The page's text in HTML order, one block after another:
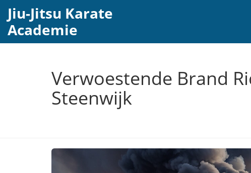
Jiu-Jitsu Karate
Academie
Verwoestende Brand
Steenwijk